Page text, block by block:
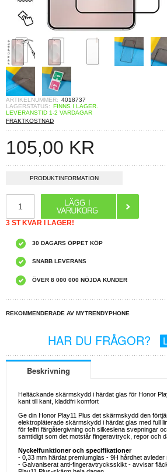
ARTIKELNUMMER: 4018737
LAGERSTATUS: FINNS I LAGER.
LEVERANSTID 1-2 VARDAGAR
FRAKTKOSTNAD
105,00 KR
PRODUKTINFORMATION
3 ST KVAR I LAGER!
30 DAGARS ÖPPET KÖP
SNABB LEVERANS
ÖVER 8 000 000 NÖJDA KUNDER
REKOMMENDERADE AV MYTRENDYPHONE
HAR DU FRÅGOR?
Beskrivning
Heltäckande skärmskydd i härdat glas för Honor
kant till kant, kladdfri komfort
Ge din Honor Play11 Plus det skärmskydd den
elektropläterade skärmskydd i härdat glas med full
för felfri färgåtergivning och silkeslena svepningar
samtidigt som det motstår fingeravtryck, repor och
Nyckelfunktioner och specifikationer
- 0,33 mm härdat premiumglas - 9H hårdhet
- Galvaniserat anti-fingeravtrycksskikt - avvisar